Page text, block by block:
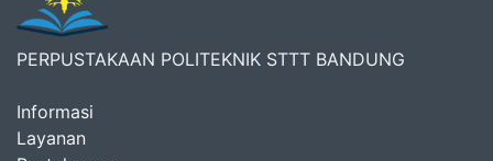
PERPUSTAKAAN POLITEKNIK STTT BANDUNG
Informasi
Layanan